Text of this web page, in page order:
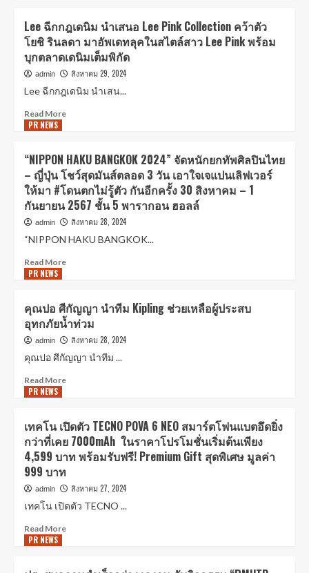
Lee ฉีกกฎเดนิม นำเสนอ Lee Pink Collection คว้าตัว
โยชิ รินลดา มาอัพเดทลุคในสไตล์สาว Lee Pink พร้อม
บุกตลาดเดนิมเต็มพิกัด
admin สิงหาคม 29, 2024
Lee ฉีกกฎเดนิม นำเสน...
Read More
PR NEWS
“NIPPON HAKU BANGKOK 2024” จัดหนักยกทัพศิลปินไทย
– ญี่ปุ่น โชว์สุดมันส์ตลอด 3 วัน เอาใจเจแปนเลิฟเวอร์
ให้มา #โดนตกไม่รู้ตัว กันอีกครั้ง 30 สิงหาคม – 1
กันยายน 2567 ชั้น 5 พารากอน ฮอลล์
admin สิงหาคม 28, 2024
“NIPPON HAKU BANGKOK...
Read More
PR NEWS
คุณปอ ศีกัญญา นำทีม Kipling ช่วยเหลือผู้ประสบ
อุทกภัยน้ำท่วม
admin สิงหาคม 28, 2024
คุณปอ ศีกัญญา นำทีม ...
Read More
PR NEWS
เทคโน เปิดตัว TECNO POVA 6 NEO สมาร์ตโฟนแบตอึดยิ่ง
กว่าที่เคย 7000mAh ในราคาโปรโมชั่นเริ่มต้นเพียง
4,599 บาท พร้อมรับฟรี! Premium Gift สุดพิเศษ มูลค่า
999 บาท
admin สิงหาคม 27, 2024
เทคโน เปิดตัว TECNO ...
Read More
PR NEWS